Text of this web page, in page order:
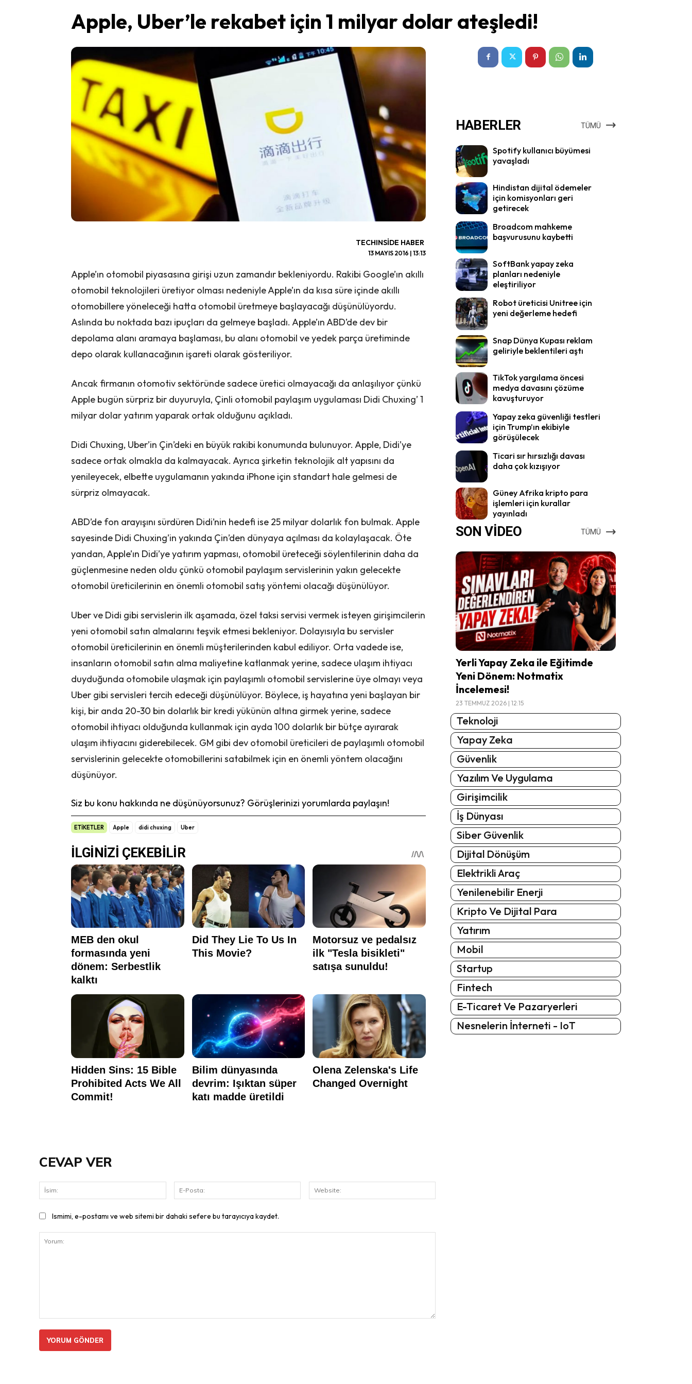
Apple, Uber’le rekabet için 1 milyar dolar ateşledi!
TECHINSIDE HABER
13 MAYIS 2016 | 13:13
Apple’ın otomobil piyasasına girişi uzun zamandır bekleniyordu. Rakibi Google’ın akıllı
otomobil teknolojileri üretiyor olması nedeniyle Apple’ın da kısa süre içinde akıllı
otomobillere yöneleceği hatta otomobil üretmeye başlayacağı düşünülüyordu.
Aslında bu noktada bazı ipuçları da gelmeye başladı. Apple’ın ABD’de dev bir
depolama alanı aramaya başlaması, bu alanı otomobil ve yedek parça üretiminde
depo olarak kullanacağının işareti olarak gösteriliyor.
Ancak firmanın otomotiv sektöründe sadece üretici olmayacağı da anlaşılıyor çünkü
Apple bugün sürpriz bir duyuruyla, Çinli otomobil paylaşım uygulaması Didi Chuxing’ 1
milyar dolar yatırım yaparak ortak olduğunu açıkladı.
Didi Chuxing, Uber’in Çin’deki en büyük rakibi konumunda bulunuyor. Apple, Didi’ye
sadece ortak olmakla da kalmayacak. Ayrıca şirketin teknolojik alt yapısını da
yenileyecek, elbette uygulamanın yakında iPhone için standart hale gelmesi de
sürpriz olmayacak.
ABD’de fon arayışını sürdüren Didi’nin hedefi ise 25 milyar dolarlık fon bulmak. Apple
sayesinde Didi Chuxing’in yakında Çin’den dünyaya açılması da kolaylaşacak. Öte
yandan, Apple’ın Didi’ye yatırım yapması, otomobil üreteceği söylentilerinin daha da
güçlenmesine neden oldu çünkü otomobil paylaşım servislerinin yakın gelecekte
otomobil üreticilerinin en önemli otomobil satış yöntemi olacağı düşünülüyor.
Uber ve Didi gibi servislerin ilk aşamada, özel taksi servisi vermek isteyen girişimcilerin
yeni otomobil satın almalarını teşvik etmesi bekleniyor. Dolayısıyla bu servisler
otomobil üreticilerinin en önemli müşterilerinden kabul ediliyor. Orta vadede ise,
insanların otomobil satın alma maliyetine katlanmak yerine, sadece ulaşım ihtiyacı
duyduğunda otomobile ulaşmak için paylaşımlı otomobil servislerine üye olmayı veya
Uber gibi servisleri tercih edeceği düşünülüyor. Böylece, iş hayatına yeni başlayan bir
kişi, bir anda 20-30 bin dolarlık bir kredi yükünün altına girmek yerine, sadece
otomobil ihtiyacı olduğunda kullanmak için ayda 100 dolarlık bir bütçe ayırarak
ulaşım ihtiyacını giderebilecek. GM gibi dev otomobil üreticileri de paylaşımlı otomobil
servislerinin gelecekte otomobillerini satabilmek için en önemli yöntem olacağını
düşünüyor.
Siz bu konu hakkında ne düşünüyorsunuz? Görüşlerinizi yorumlarda paylaşın!
ETİKETLER Apple didi chuxing Uber
HABERLER TÜMÜ
Spotify kullanıcı büyümesi
yavaşladı
Hindistan dijital ödemeler
için komisyonları geri
getirecek
Broadcom mahkeme
başvurusunu kaybetti
SoftBank yapay zeka
planları nedeniyle
eleştiriliyor
Robot üreticisi Unitree için
yeni değerleme hedefi
Snap Dünya Kupası reklam
geliriyle beklentileri aştı
TikTok yargılama öncesi
medya davasını çözüme
kavuşturuyor
Yapay zeka güvenliği testleri
için Trump’ın ekibiyle
görüşülecek
Ticari sır hırsızlığı davası
daha çok kızışıyor
Güney Afrika kripto para
işlemleri için kurallar
yayınladı
SON VİDEO TÜMÜ
Yerli Yapay Zeka ile Eğitimde
Yeni Dönem: Notmatix
İncelemesi!
23 TEMMUZ 2026 | 12:15
Teknoloji
Yapay Zeka
Güvenlik
Yazılım Ve Uygulama
Girişimcilik
İş Dünyası
Siber Güvenlik
Dijital Dönüşüm
Elektrikli Araç
Yenilenebilir Enerji
Kripto Ve Dijital Para
Yatırım
Mobil
Startup
Fintech
E-Ticaret Ve Pazaryerleri
Nesnelerin İnterneti - IoT
CEVAP VER
İsim:
Posta:
Ismimi, e-postamı ve web sitemi bir dahaki sefere bu tarayıcıya kaydet.